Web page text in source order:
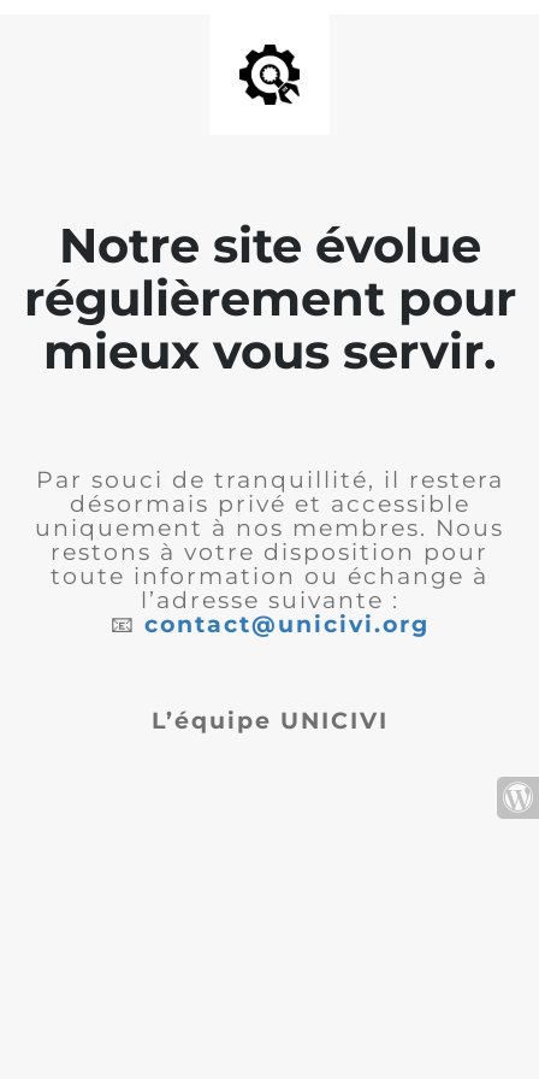
Notre site évolue
régulièrement pour
mieux vous servir.
Par souci de tranquillité, il restera
désormais privé et accessible
uniquement à nos membres. Nous
restons à votre disposition pour
toute information ou échange à
l’adresse suivante :
📧 contact@unicivi.org
L’équipe UNICIVI